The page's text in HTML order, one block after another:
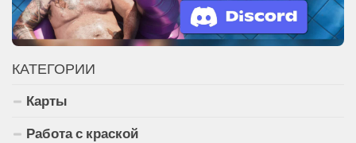
КАТЕГОРИИ
Карты
Работа с краской